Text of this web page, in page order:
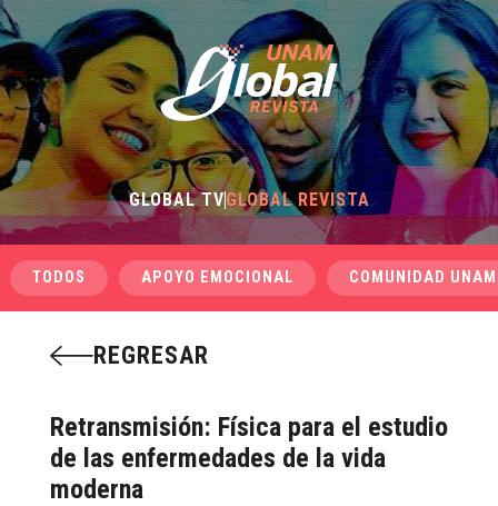
GLOBAL TVGLOBAL REVISTA
TODOS APOYO EMOCIONAL COMUNIDAD UNAM
REGRESAR
Retransmisión: Física para el estudio
de las enfermedades de la vida
moderna